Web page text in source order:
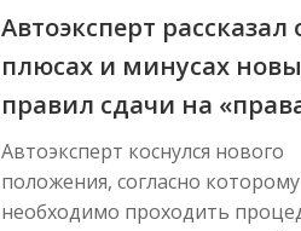
Автоэксперт рассказал
плюсах и минусах
правил сдачи на
Автоэксперт коснулся нового
положения, согласно
необходимо проходить